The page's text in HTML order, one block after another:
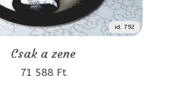
id: 792
Csak a zene
71 588 Ft